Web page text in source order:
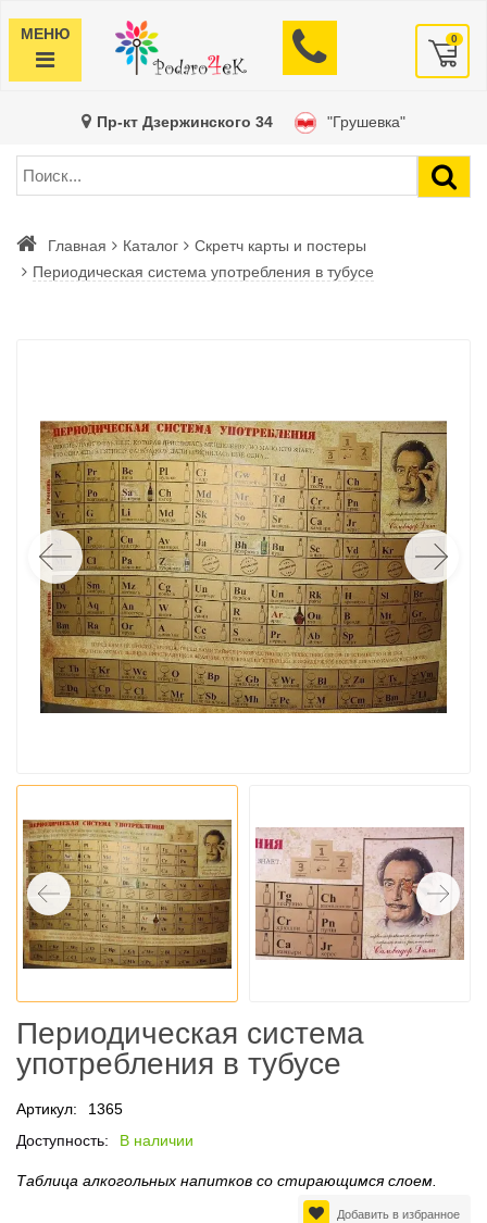
МЕНЮ 0
Пр-кт Дзержинского 34 "Грушевка"
Главная Каталог
Скретч карты и постеры
Периодическая система употребления в тубусе
Периодическая система
употребления в тубусе
Артикул:
1365
Доступность:
В наличии
Таблица алкогольных напитков со стирающимся слоем.
Добавить в избранное